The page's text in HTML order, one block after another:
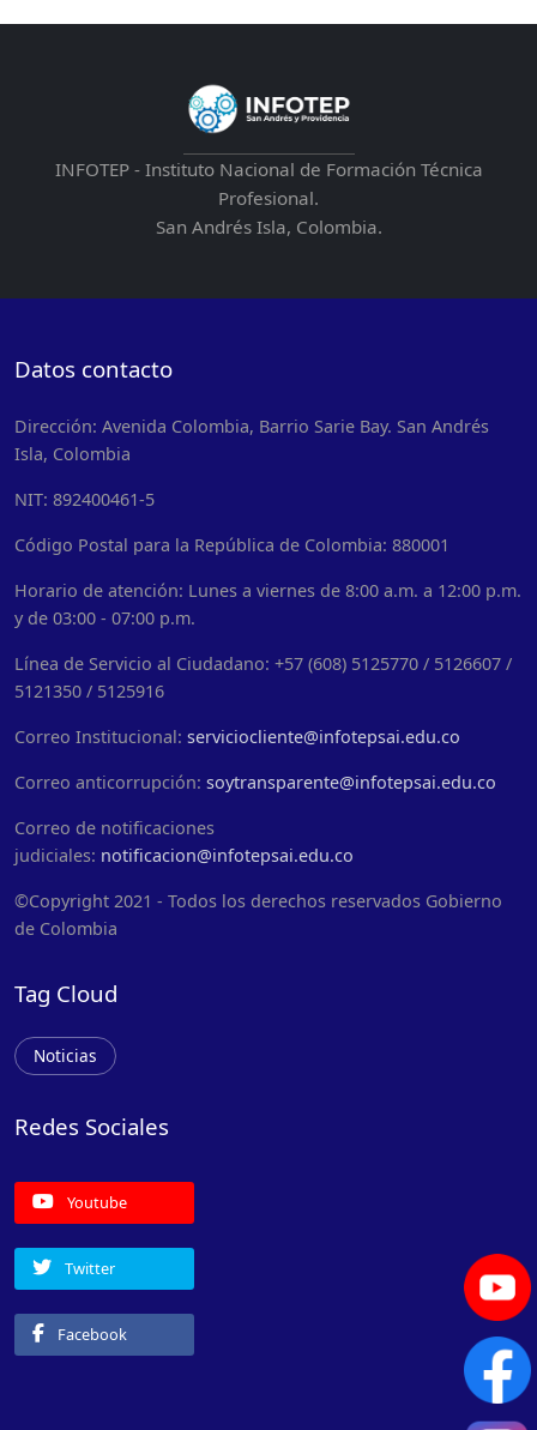
INFOTEP - Instituto Nacional de Formación Técnica
Profesional.
San Andrés Isla, Colombia.
Datos contacto
Dirección: Avenida Colombia, Barrio Sarie Bay. San Andrés
Isla, Colombia
NIT: 892400461-5
Código Postal para la República de Colombia: 880001
Horario de atención: Lunes a viernes de 8:00 a.m. a 12:00 p.m.
y de 03:00 - 07:00 p.m.
Línea de Servicio al Ciudadano: +57 (608) 5125770 / 5126607 /
5121350 / 5125916
Correo Institucional: serviciocliente@infotepsai.edu.co
Correo anticorrupción: soytransparente@infotepsai.edu.co
Correo de notificaciones
judiciales: notificacion@infotepsai.edu.co
©Copyright 2021 - Todos los derechos reservados Gobierno
de Colombia
Tag Cloud
Noticias
Redes Sociales
Youtube
Twitter
Facebook